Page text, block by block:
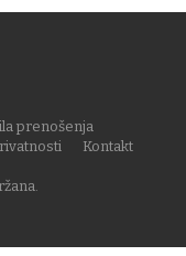
prenošenja
Kontakt